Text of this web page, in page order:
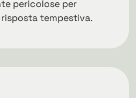
pericolose per
tempestiva.